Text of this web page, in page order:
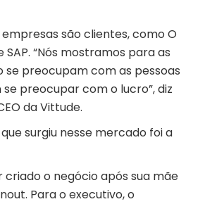
empresas são clientes, como O
SAP. “Nós mostramos para as
se preocupam com as pessoas
preocupar com o lucro”, diz
da Vittude.
surgiu nesse mercado foi a
criado o negócio após sua mãe
Para o executivo, o